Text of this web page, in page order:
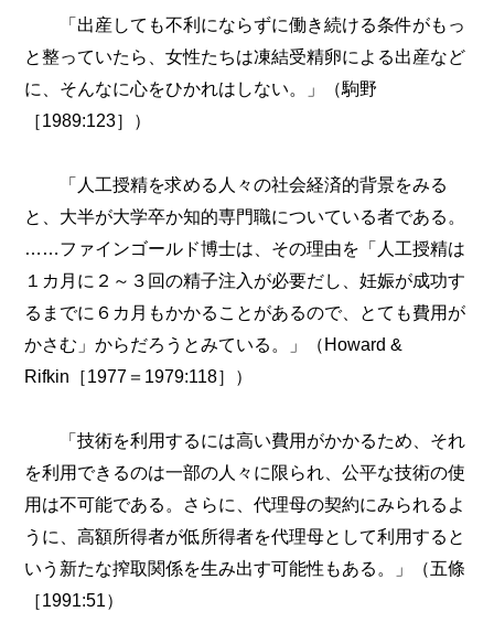
「出産しても不利にならずに働き続ける条件がもっ
と整っていたら、女性たちは凍結受精卵による出産など
に、そんなに心をひかれはしない。」（駒野
［1989:123］）
「人工授精を求める人々の社会経済的背景をみる
と、大半が大学卒か知的専門職についている者である。
……ファインゴールド博士は、その理由を「人工授精は
１カ月に２～３回の精子注入が必要だし、妊娠が成功す
るまでに６カ月もかかることがあるので、とても費用が
かさむ」からだろうとみている。」（Howard &
Rifkin［1977＝1979:118］）
「技術を利用するには高い費用がかかるため、それ
を利用できるのは一部の人々に限られ、公平な技術の使
用は不可能である。さらに、代理母の契約にみられるよ
うに、高額所得者が低所得者を代理母として利用すると
いう新たな搾取関係を生み出す可能性もある。」（五條
［1991:51）